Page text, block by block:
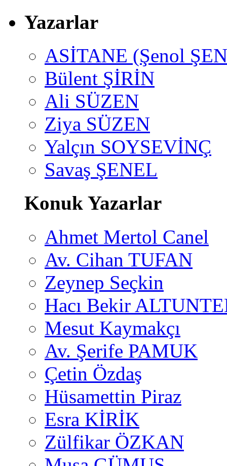
Yazarlar
ASİTANE (Şenol
Bülent ŞİRİN
Ali SÜZEN
Ziya SÜZEN
Yalçın SOYSEVİNÇ
Savaş ŞENEL
Konuk Yazarlar
Ahmet Mertol Canel
Av. Cihan TUFAN
Zeynep Seçkin
Hacı Bekir
Mesut Kaymakçı
Av. Şerife PAMUK
Çetin Özdaş
Hüsamettin Piraz
Esra KİRİK
Zülfikar ÖZKAN